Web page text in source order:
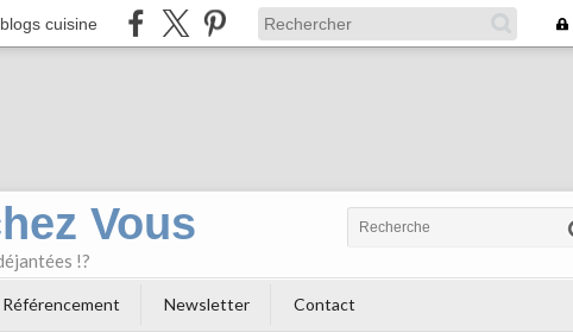
cuisine
Vous
!?
Newsletter Contact